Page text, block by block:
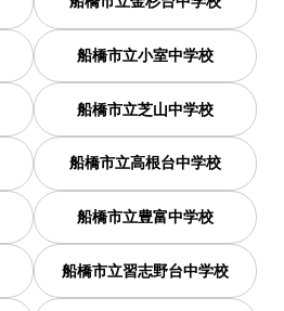
船橋市立小室中学校
船橋市立芝山中学校
船橋市立高根台中学校
船橋市立豊富中学校
船橋市立習志野台中学校